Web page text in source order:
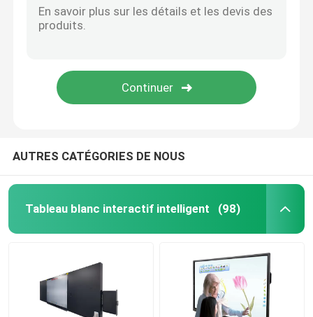
AUTRES CATÉGORIES DE NOUS
Tableau blanc interactif intelligent (98)